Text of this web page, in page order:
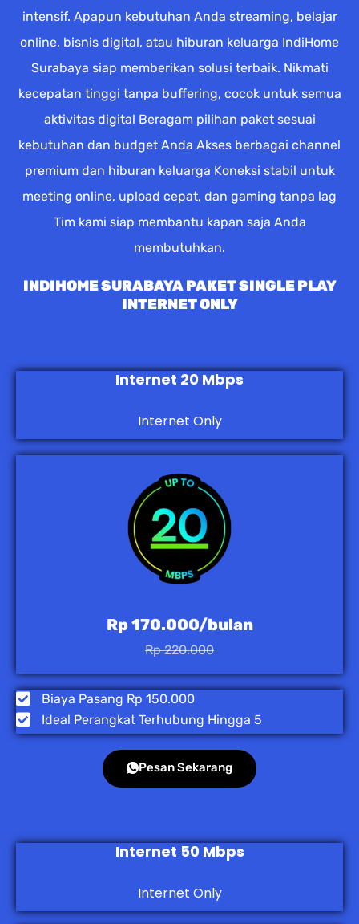
intensif. Apapun kebutuhan Anda streaming, belajar
online, bisnis digital, atau hiburan keluarga IndiHome
Surabaya siap memberikan solusi terbaik. Nikmati
kecepatan tinggi tanpa buffering, cocok untuk semua
aktivitas digital Beragam pilihan paket sesuai
kebutuhan dan budget Anda Akses berbagai channel
premium dan hiburan keluarga Koneksi stabil untuk
meeting online, upload cepat, dan gaming tanpa lag
Tim kami siap membantu kapan saja Anda
membutuhkan.
INDIHOME SURABAYA PAKET SINGLE PLAY
INTERNET ONLY
Internet 20 Mbps
Internet Only
Rp 170.000/bulan
Rp 220.000
Biaya Pasang Rp 150.000
Ideal Perangkat Terhubung Hingga 5
Pesan Sekarang
Internet 50 Mbps
Internet Only